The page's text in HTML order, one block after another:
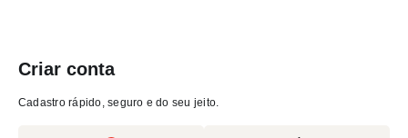
Criar conta
Cadastro rápido, seguro e do seu jeito.